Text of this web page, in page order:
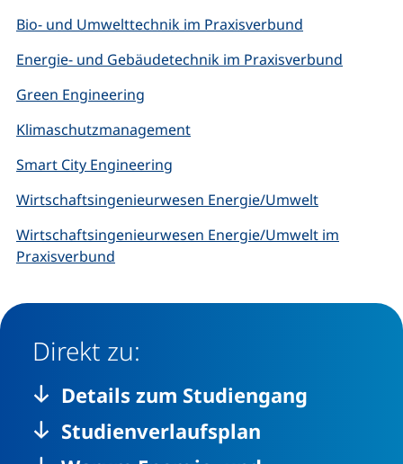
Bio- und Umwelttechnik im Praxisverbund
Energie- und Gebäudetechnik im Praxisverbund
Green Engineering
Klimaschutzmanagement
Smart City Engineering
Wirtschaftsingenieurwesen Energie/Umwelt
Wirtschaftsingenieurwesen Energie/Umwelt im
Praxisverbund
Direkt zu:
Details zum Studiengang
Studienverlaufsplan